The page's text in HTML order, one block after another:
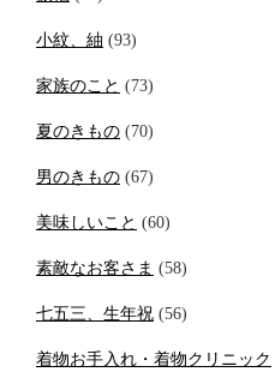
小紋、紬 (93)
家族のこと (73)
夏のきもの (70)
男のきもの (67)
美味しいこと (60)
素敵なお客さま (58)
七五三、生年祝 (56)
着物お手入れ・着物クリニック